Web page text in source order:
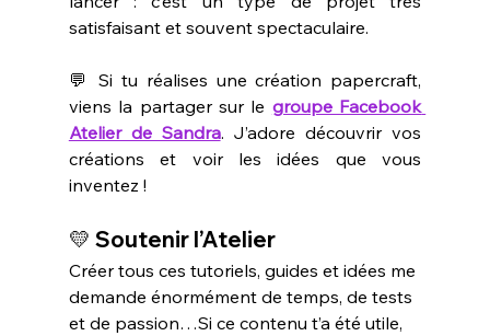
satisfaisant et souvent spectaculaire.
💬 Si tu réalises une création papercraft,
viens la partager sur le groupe Facebook
Atelier de Sandra. J’adore découvrir vos
créations et voir les idées que vous
inventez !
💛 Soutenir l’Atelier
Créer tous ces tutoriels, guides et idées me
demande énormément de temps, de tests
et de passion…Si ce contenu t’a été utile,